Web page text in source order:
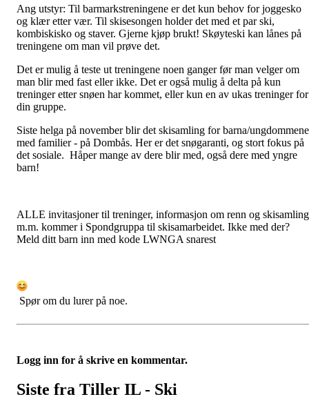
Ang utstyr: Til barmarkstreningene er det kun behov for joggesko
og klær etter vær. Til skisesongen holder det med et par ski,
kombiskisko og staver. Gjerne kjøp brukt! Skøyteski kan lånes på
treningene om man vil prøve det.
Det er mulig å teste ut treningene noen ganger før man velger om
man blir med fast eller ikke. Det er også mulig å delta på kun
treninger etter snøen har kommet, eller kun en av ukas treninger for
din gruppe.
Siste helga på november blir det skisamling for barna/ungdommene
med familier - på Dombås. Her er det snøgaranti, og stort fokus på
det sosiale. Håper mange av dere blir med, også dere med yngre
barn!
ALLE invitasjoner til treninger, informasjon om renn og
m.m. kommer i Spondgruppa til skisamarbeidet. Ikke med der?
Meld ditt barn inn med kode LWNGA snarest
Spør om du lurer på noe.
Logg inn for å skrive en kommentar.
Siste fra Tiller IL - Ski